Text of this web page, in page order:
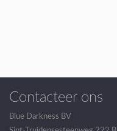
Contacteer ons
Blue Darkness BV